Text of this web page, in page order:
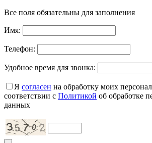
Все поля обязательны для заполнения
Имя:
Телефон:
Удобное время для звонка:
Я согласен на обработку моих
соответствии с Политикой об обработке
данных